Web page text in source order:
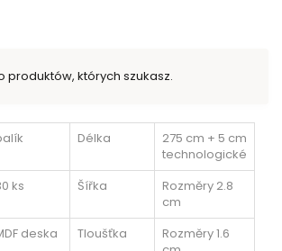
produktów, których szukasz.
Délka
275 cm + 5 cm
technologické
ks Šířka
Rozměry 2.8
cm
deska Tloušťka
Rozměry 1.6